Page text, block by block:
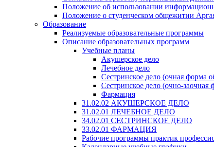
Положение об использовании
Положение о студенческом общежитии
Образование
Реализуемые образовательные программы
Описание образовательных программ
Учебные планы
Акушерское дело
Лечебное дело
Сестринское дело (очная форма
Сестринское дело (очно-заочная
Фармация
31.02.02 АКУШЕРСКОЕ ДЕЛО
31.02.01 ЛЕЧЕБНОЕ ДЕЛО
34.02.01 СЕСТРИНСКОЕ ДЕЛО
33.02.01 ФАРМАЦИЯ
Рабочие программы практик